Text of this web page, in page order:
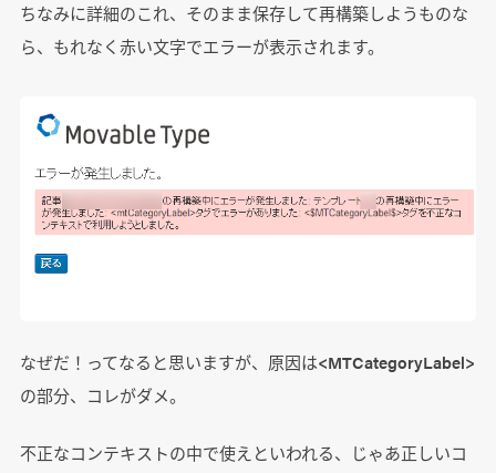
ちなみに詳細のこれ、そのまま保存して再構築しようものな
ら、もれなく赤い文字でエラーが表示されます。
なぜだ！ってなると思いますが、原因は<MTCategoryLabel>
の部分、コレがダメ。
不正なコンテキストの中で使えといわれる、じゃあ正しいコ